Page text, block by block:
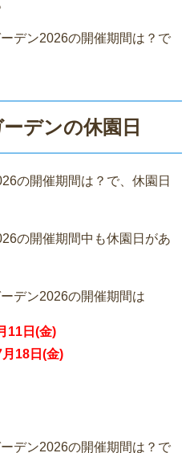
デン2026の開催期間は？で
デンの休園日
の開催期間は？で、休園日
の開催期間中も休園日があ
デン2026の開催期間は
11日(金)
18日(金)
デン2026の開催期間は？で